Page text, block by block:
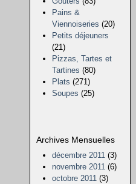
Pains &
Viennoiseries (20)
Petits déjeuners
(21)
Pizzas, Tartes et
Tartines (80)
Plats (271)
Soupes (25)
Archives Mensuelles
décembre 2011 (3)
novembre 2011 (6)
octobre 2011 (3)